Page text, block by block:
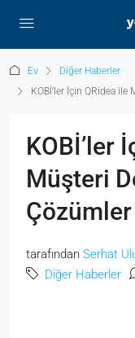
Ev
Diğer Haberler
KOBİ’ler İçin QRidea
KOBİ’ler
Müşteri
Çözümler
tarafından Serhat
Diğer Haberler